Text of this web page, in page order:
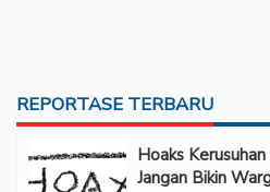
REPORTASE TERBARU
Hoaks
Jangan Bikin